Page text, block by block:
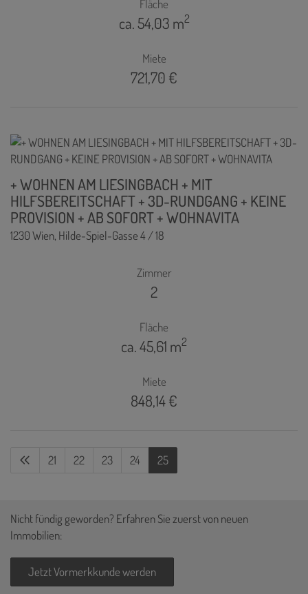
Fläche
ca. 54,03 m2
Miete
721,70 €
+ WOHNEN AM LIESINGBACH + MIT
HILFSBEREITSCHAFT + 3D-RUNDGANG + KEINE
PROVISION + AB SOFORT + WOHNAVITA
1230 Wien, Hilde-Spiel-Gasse 4 / 18
Zimmer
2
Fläche
ca. 45,61 m2
Miete
848,14 €
21 22 23 24 25
Nicht fündig geworden? Erfahren Sie zuerst von neuen
Immobilien:
Jetzt Vormerkkunde werden